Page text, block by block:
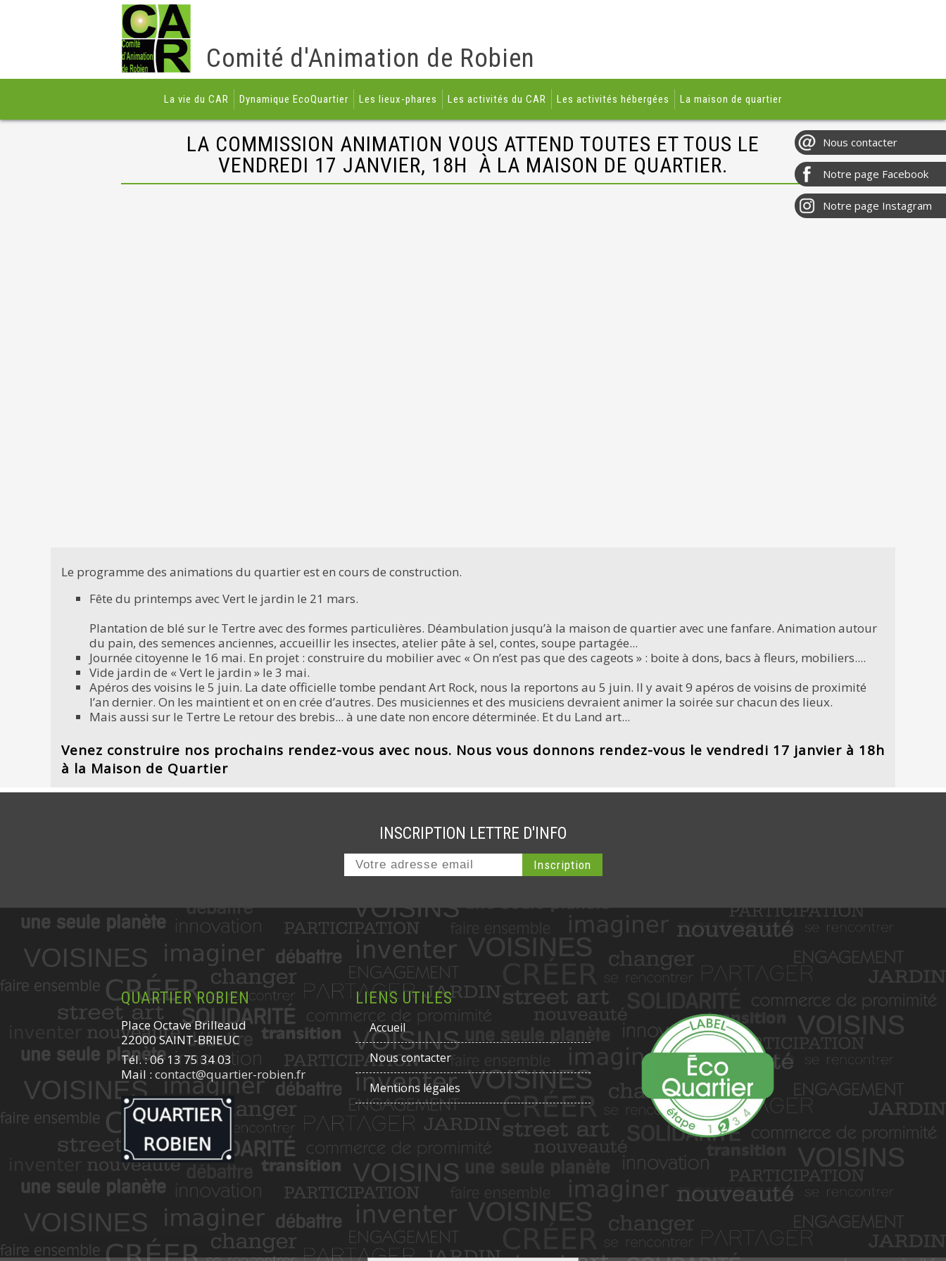
Comité d'Animation de Robien
La vie du CAR Dynamique EcoQuartier Les lieux-phares Les activités du CAR Les activités hébergées La maison de quartier
LA COMMISSION ANIMATION VOUS ATTEND TOUTES ET TOUS LE
VENDREDI 17 JANVIER, 18H À LA MAISON DE QUARTIER.
Le programme des animations du quartier est en cours de construction.
Fête du printemps avec Vert le jardin le 21 mars.
Plantation de blé sur le Tertre avec des formes particulières. Déambulation jusqu’à la maison de quartier avec une fanfare. Animation autour
du pain, des semences anciennes, accueillir les insectes, atelier pâte à sel, contes, soupe partagée...
Journée citoyenne le 16 mai. En projet : construire du mobilier avec « On n’est pas que des cageots » : boite à dons, bacs à fleurs, mobiliers....
Vide jardin de « Vert le jardin » le 3 mai.
Apéros des voisins le 5 juin. La date officielle tombe pendant Art Rock, nous la reportons au 5 juin. Il y avait 9 apéros de voisins de proximité
l’an dernier. On les maintient et on en crée d’autres. Des musiciennes et des musiciens devraient animer la soirée sur chacun des lieux.
Mais aussi sur le Tertre Le retour des brebis... à une date non encore déterminée. Et du Land art...
Venez construire nos prochains rendez-vous avec nous. Nous vous donnons rendez-vous le vendredi 17 janvier à 18h
à la Maison de Quartier
INSCRIPTION LETTRE D'INFO
QUARTIER ROBIEN
Place Octave Brilleaud
22000 SAINT-BRIEUC
Tél. : 06 13 75 34 03
Mail : contact@quartier-robien.fr
LIENS UTILES
Accueil
Nous contacter
Mentions légales